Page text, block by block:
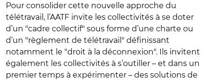
Pour consolider cette nouvelle approche du
télétravail, l’AATF invite les collectivités à se doter
d’un "cadre collectif" sous forme d’une charte ou
d’un "règlement de télétravail" définissant
notamment le "droit à la déconnexion". Ils invitent
également les collectivités à s’outiller – et dans un
premier temps à expérimenter – des solutions de